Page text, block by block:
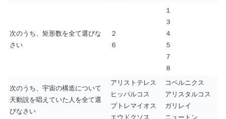
次のうち、矩形数を全て選びな
さい
２
６
１
３
４
５
７
８
次のうち、宇宙の構造について
天動説を唱えていた人を全て選
びなさい
アリストテレス
ヒッパルコス
プトレマイオス
エウドクソス
コペルニクス
アリスタルコス
ガリレイ
ニュートン